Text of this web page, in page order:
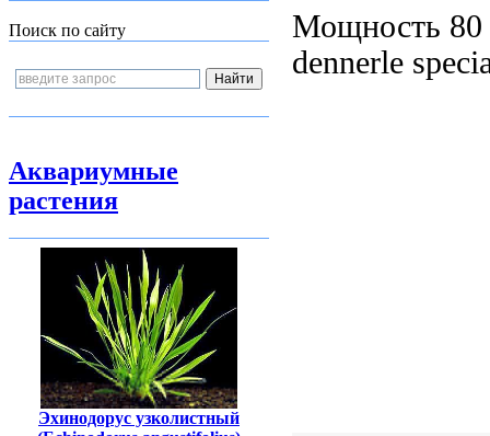
Поиск по сайту
Аквариумные
растения
Эхинодорус узколистный
Мощность 80
dennerle